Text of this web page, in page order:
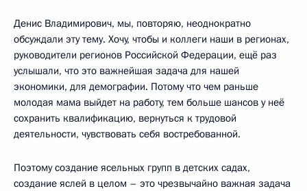
Денис Владимирович, мы, повторяю, неоднократно
обсуждали эту тему. Хочу, чтобы и коллеги наши в регионах,
руководители регионов Российской Федерации, ещё раз
услышали, что это важнейшая задача для нашей
экономики, для демографии. Потому что чем раньше
молодая мама выйдет на работу, тем больше шансов у неё
сохранить квалификацию, вернуться к трудовой
деятельности, чувствовать себя востребованной.
Поэтому создание ясельных групп в детских садах,
создание яслей в целом – это чрезвычайно важная задача